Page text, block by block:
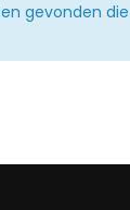
gevonden